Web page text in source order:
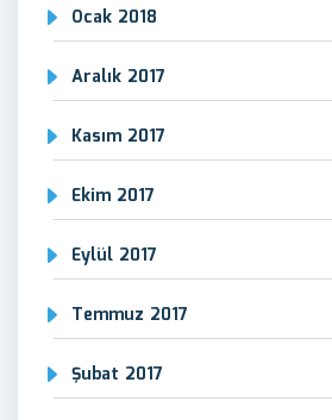
Ocak 2018
Aralık 2017
Kasım 2017
Ekim 2017
Eylül 2017
Temmuz 2017
Şubat 2017